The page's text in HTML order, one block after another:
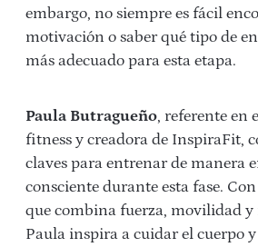
embargo, no siempre es fácil
motivación o saber qué tipo de
más adecuado para esta etapa.
Paula Butragueño, referente en
fitness y creadora de InspiraFit,
claves para entrenar de manera
consciente durante esta fase.
que combina fuerza, movilidad
Paula inspira a cuidar el cuerpo